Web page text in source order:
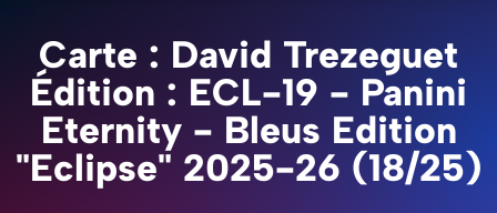
Carte : David Trezeguet
Édition : ECL-19 - Panini
Eternity - Bleus Edition
"Eclipse" 2025-26 (18/25)